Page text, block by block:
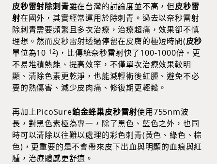
皮秒雷射除刺青雖在台灣的討論度並不高，但皮秒雷
射在國外，其實經常運用於除刺青。過去以奈秒雷射
除刺青需要頻繁且多次治療，治療超痛，效果卻不慎
理想。然而皮秒雷射透過停留在皮膚的極短時間(皮秒
單位為10-12)，比傳統奈秒雷射快了100-1000倍，更
不易堆積熱能、提高效率，不僅單次治療效果較明
顯、清除色素更乾淨，也能減輕術後紅腫、避免不必
要的熱傷害、減少皮肉痛、修復期更輕鬆。
再加上PicoSure鉑金蜂巢皮秒雷射使用755nm波
長，對黑色素極為專一，除了黑色、藍色之外，也同
時可以清除以往難以處理的彩色刺青(黃色、綠色、棕
色)，更重要的是不會帶來皮下出血與明顯的血痕與紅
腫，治療體感更舒適。